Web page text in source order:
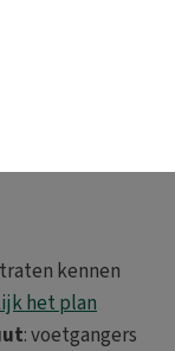
kennen
het plan
: voetgangers